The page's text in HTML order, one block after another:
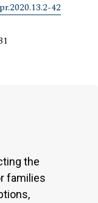
42
the
families